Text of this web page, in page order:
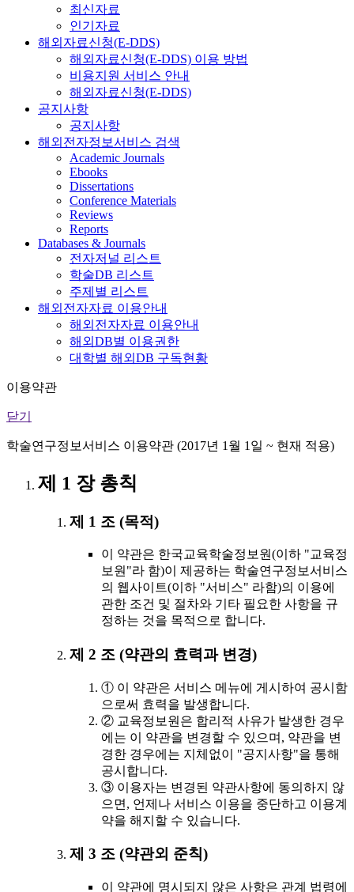
최신자료
인기자료
해외자료신청(E-DDS)
해외자료신청(E-DDS) 이용 방법
비용지원 서비스 안내
해외자료신청(E-DDS)
공지사항
공지사항
해외전자정보서비스 검색
Academic Journals
Ebooks
Dissertations
Conference Materials
Reviews
Reports
Databases & Journals
전자저널 리스트
학술DB 리스트
주제별 리스트
해외전자자료 이용안내
해외전자자료 이용안내
해외DB별 이용권한
대학별 해외DB 구독현황
이용약관
닫기
학술연구정보서비스 이용약관 (2017년 1월 1일 ~ 현재 적용)
제 1 장 총칙
제 1 조 (목적)
이 약관은 한국교육학술정보원(이하 "교육정
보원"라 함)이 제공하는 학술연구정보서비스
의 웹사이트(이하 "서비스" 라함)의 이용에
관한 조건 및 절차와 기타 필요한 사항을 규
정하는 것을 목적으로 합니다.
제 2 조 (약관의 효력과 변경)
① 이 약관은 서비스 메뉴에 게시하여 공시함
으로써 효력을 발생합니다.
② 교육정보원은 합리적 사유가 발생한 경우
에는 이 약관을 변경할 수 있으며, 약관을 변
경한 경우에는 지체없이 "공지사항"을 통해
공시합니다.
③ 이용자는 변경된 약관사항에 동의하지 않
으면, 언제나 서비스 이용을 중단하고 이용계
약을 해지할 수 있습니다.
제 3 조 (약관외 준칙)
이 약관에 명시되지 않은 사항은 관계 법령에